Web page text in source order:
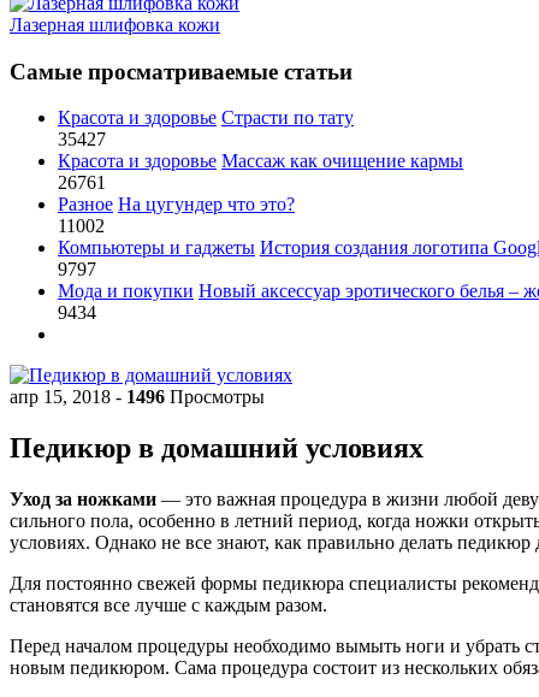
Лазерная шлифовка кожи
Самые просматриваемые статьи
Красота и здоровье Страсти по тату
35427
Красота и здоровье Массаж как очищение кармы
26761
Разное На цугундер что это?
11002
Компьютеры и гаджеты История создания логотипа
9797
Мода и покупки Новый аксессуар эротического белья –
9434
апр 15, 2018 - 1496 Просмотры
Педикюр в домашний условиях
Уход за ножками — это важная процедура в жизни любой
сильного пола, особенно в летний период, когда ножки
условиях. Однако не все знают, как правильно делать
Для постоянно свежей формы педикюра специалисты
становятся все лучше с каждым разом.
Перед началом процедуры необходимо вымыть ноги и убрать
новым педикюром. Сама процедура состоит из нескольких